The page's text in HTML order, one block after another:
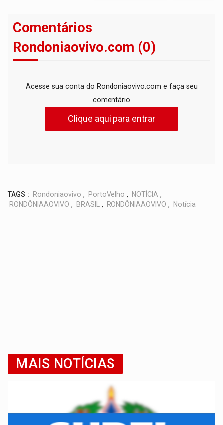
Comentários
Rondoniaovivo.com (0)
Acesse sua conta do Rondoniaovivo.com e faça seu
comentário
Clique aqui para entrar
TAGS : Rondoniaovivo , PortoVelho , NOTÍCIA ,
RONDÔNIAAOVIVO , BRASIL , RONDÔNIAAOVIVO , Notícia
MAIS NOTÍCIAS